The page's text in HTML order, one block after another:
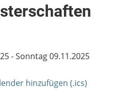
- Sonntag 09.11.2025
hinzufügen (.ics)